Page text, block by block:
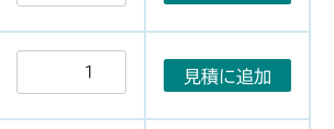
見積に追加